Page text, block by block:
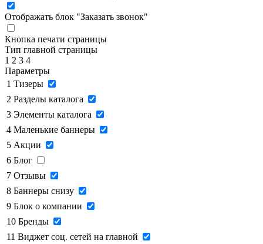
Отображать блок "Заказать звонок"
Кнопка печати страницы
Тип главной страницы
1 2 3 4
Параметры
1 Тизеры
2 Разделы каталога
3 Элементы каталога
4 Маленькие баннеры
5 Акции
6 Блог
7 Отзывы
8 Баннеры снизу
9 Блок о компании
10 Бренды
11 Виджет соц. сетей на главной